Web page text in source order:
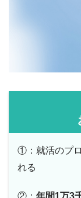
①：就活のプ
れる
②： 年間1万3